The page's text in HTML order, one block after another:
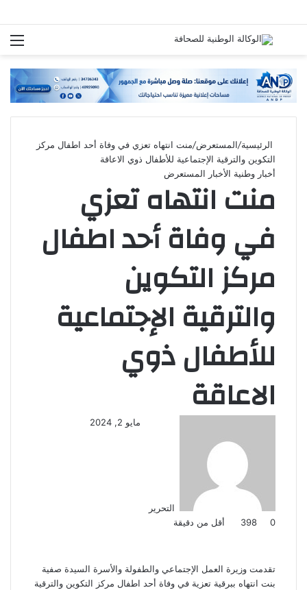
بحث
الرئيسية/المستعرض/منت انتهاه تعزي في وفاة أحد اطفال مركز
التكوين والترقية الإجتماعية للأطفال ذوي الاعاقة
أخبار وطنية الأخبار المستعرض
منت انتهاه تعزي
في وفاة أحد اطفال
مركز التكوين
والترقية الإجتماعية
للأطفال ذوي
الاعاقة
التحرير
مايو 2, 2024
0 أقل من دقيقة
تقدمت وزيرة العمل الإجتماعي والطفولة والأسرة السيدة صفية
بنت انتهاه ببرقية تعزية في وفاة أحد اطفال مركز التكوين والترقية